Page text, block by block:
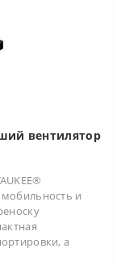
вентилятор
мобильность и
а